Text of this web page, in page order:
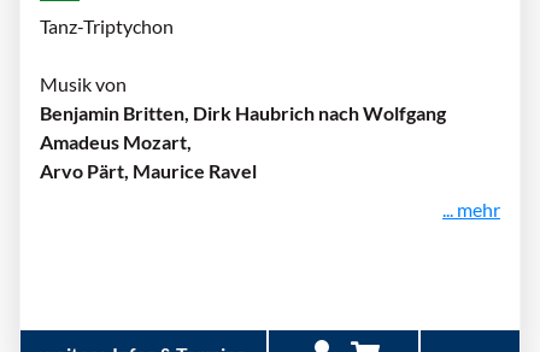
Tanz-Triptychon
Musik von
Benjamin Britten, Dirk Haubrich nach Wolfgang
Amadeus Mozart,
Arvo Pärt, Maurice Ravel
... mehr